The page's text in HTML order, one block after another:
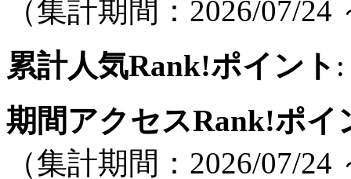
（集計期間：2026/07/24
累計人気Rank!ポイント
期間アクセスRank!ポイ
（集計期間：2026/07/24